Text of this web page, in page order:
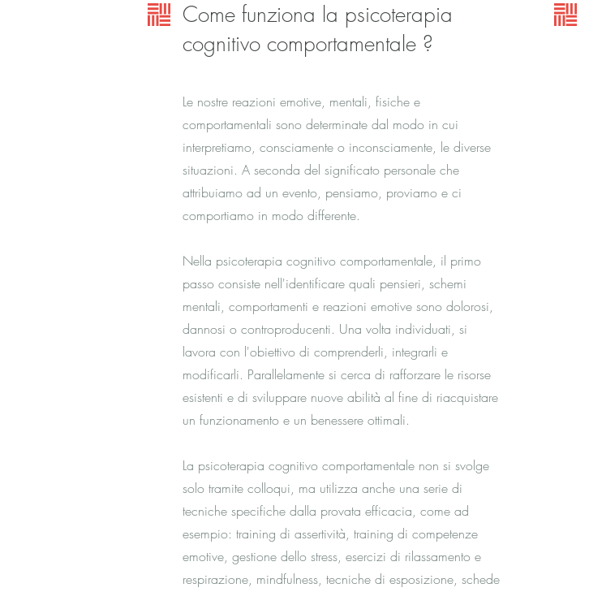
Come funziona la psicoterapia
cognitivo comportamentale ?
Le nostre reazioni emotive, mentali, fisiche e
comportamentali sono determinate dal modo in cui
interpretiamo, consciamente o inconsciamente, le diverse
situazioni. A seconda del significato personale che
attribuiamo ad un evento, pensiamo, proviamo e ci
comportiamo in modo differente.
Nella psicoterapia cognitivo comportamentale, il primo
passo consiste nell'identificare quali pensieri, schemi
mentali, comportamenti e reazioni emotive sono dolorosi,
dannosi o controproducenti. Una volta individuati, si
lavora con l'obiettivo di comprenderli, integrarli e
modificarli. Parallelamente si cerca di rafforzare le risorse
esistenti e di sviluppare nuove abilità al fine di riacquistare
un funzionamento e un benessere ottimali.
La psicoterapia cognitivo comportamentale non si svolge
solo tramite colloqui, ma utilizza anche una serie di
tecniche specifiche dalla provata efficacia, come ad
esempio: training di assertività, training di competenze
emotive, gestione dello stress, esercizi di rilassamento e
respirazione, mindfulness, tecniche di esposizione, schede